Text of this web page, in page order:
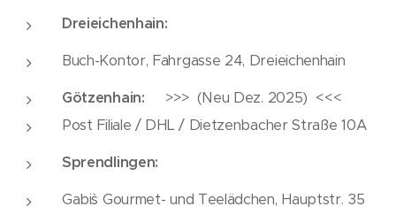
Dreieichenhain:
Buch-Kontor, Fahrgasse 24, Dreieichenhain
Götzenhain: >>> (Neu Dez. 2025) <<<
Post Filiale / DHL / Dietzenbacher Straße 10A
Sprendlingen:
Gabi`s Gourmet- und Teelädchen, Hauptstr. 35